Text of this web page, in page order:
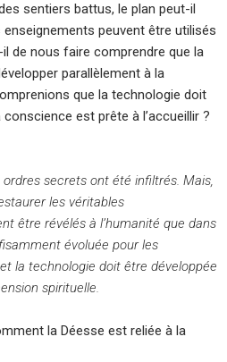
sentiers battus, le plan peut-il
peuvent être utilisés
de nous faire comprendre que la
parallèlement à la
que la technologie doit
est prête à l’accueillir ?
secrets ont été infiltrés. Mais,
les véritables
être révélés à l’humanité que dans
évoluée pour les
la technologie doit être développée
spirituelle.
la Déesse est reliée à la